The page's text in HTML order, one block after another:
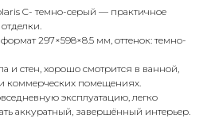
C- темно-серый — практичное
297×598×8.5 мм, оттенок: темно-
и стен, хорошо смотрится в ванной,
коммерческих помещениях.
эксплуатацию, легко
аккуратный, завершённый интерьер.